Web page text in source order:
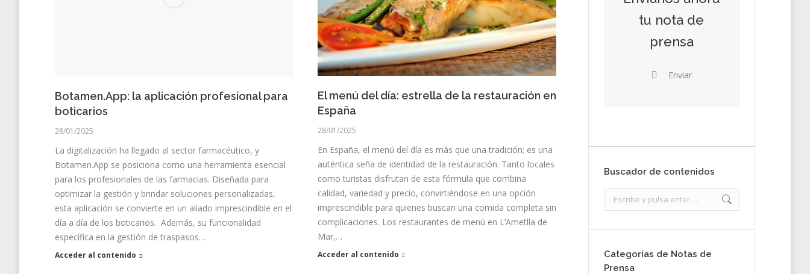
Botamen.App: la aplicación profesional para
boticarios
28/01/2025
La digitalización ha llegado al sector farmacéutico, y
Botamen.App se posiciona como una herramienta esencial
para los profesionales de las farmacias. Diseñada para
optimizar la gestión y brindar soluciones personalizadas,
esta aplicación se convierte en un aliado imprescindible en el
día a día de los boticarios. Además, su funcionalidad
específica en la gestión de traspasos…
Acceder al contenido
El menú del día: estrella de la restauración en
España
28/01/2025
En España, el menú del día es más que una tradición; es una
auténtica seña de identidad de la restauración. Tanto locales
como turistas disfrutan de esta fórmula que combina
calidad, variedad y precio, convirtiéndose en una opción
imprescindible para quienes buscan una comida completa sin
complicaciones. Los restaurantes de menú en L’Ametlla de
Mar,…
Acceder al contenido
tu nota de
prensa
Enviar
Buscador de contenidos
Categorías de Notas de
Prensa